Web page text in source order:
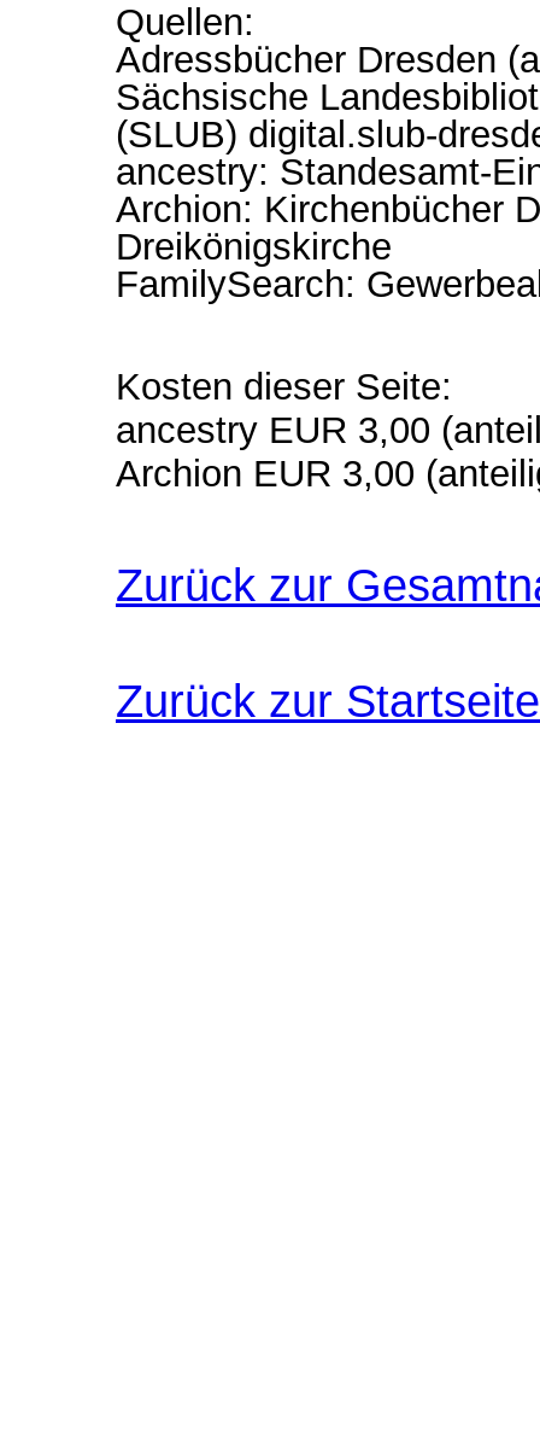
Quellen:
Adressbücher Dresden
Sächsische
(SLUB) digital.slub-
ancestry: Standesamt-
Archion: Kirchenbücher
Dreikönigskirche
FamilySearch:
Kosten dieser Seite:
ancestry EUR 3,00
Archion EUR 3,00
Zurück zur
Zurück zur Startseite